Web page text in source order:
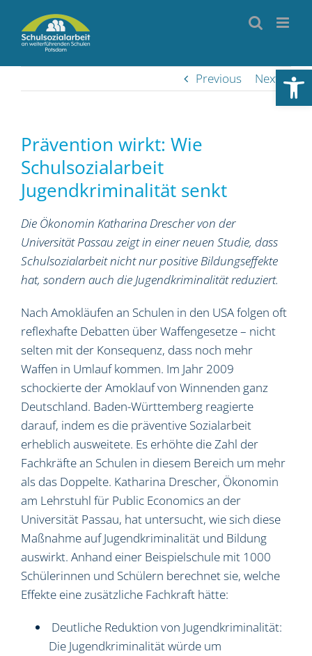
content
Previous
Next
Prävention wirkt: Wie
Schulsozialarbeit
Jugendkriminalität senkt
Die Ökonomin Katharina Drescher von der
Universität Passau zeigt in einer neuen Studie, dass
Schulsozialarbeit nicht nur positive Bildungseffekte
hat, sondern auch die Jugendkriminalität reduziert.
Nach Amokläufen an Schulen in den USA folgen oft
reflexhafte Debatten über Waffengesetze – nicht
selten mit der Konsequenz, dass noch mehr
Waffen in Umlauf kommen. Im Jahr 2009
schockierte der Amoklauf von Winnenden ganz
Deutschland. Baden-Württemberg reagierte
darauf, indem es die präventive Sozialarbeit
erheblich ausweitete. Es erhöhte die Zahl der
Fachkräfte an Schulen in diesem Bereich um mehr
als das Doppelte. Katharina Drescher, Ökonomin
am Lehrstuhl für Public Economics an der
Universität Passau, hat untersucht, wie sich diese
Maßnahme auf Jugendkriminalität und Bildung
auswirkt. Anhand einer Beispielschule mit 1000
Schülerinnen und Schülern berechnet sie, welche
Effekte eine zusätzliche Fachkraft hätte:
Deutliche Reduktion von Jugendkriminalität:
Die Jugendkriminalität würde um